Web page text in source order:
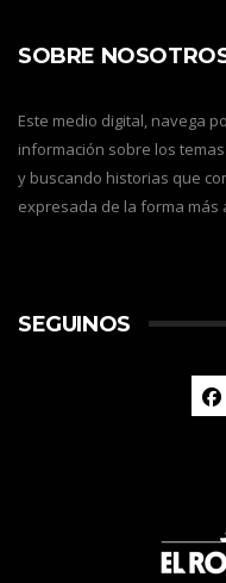
SOBRE
Este medio digital, navega
información sobre los
y buscando historias que
expresada de la forma más
SEGUINOS